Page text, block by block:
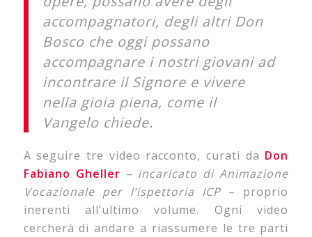
accompagnatori, degli altri Don
Bosco che oggi possano
accompagnare i nostri giovani ad
incontrare il Signore e vivere
nella gioia piena, come il
Vangelo chiede.
A seguire tre video racconto, curati da Don
Fabiano Gheller – incaricato di Animazione
Vocazionale per l’ispettoria ICP – proprio
inerenti all’ultimo volume. Ogni video
cercherà di andare a riassumere le tre parti